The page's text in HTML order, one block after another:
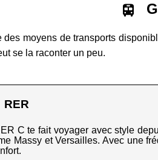
des moyens de transports
se la raconter un peu.
RER
C te fait voyager avec style
Massy et Versailles. Avec une